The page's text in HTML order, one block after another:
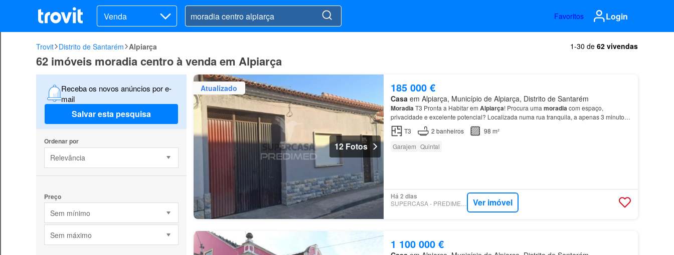
Venda Favoritos Login
Trovit Distrito de Santarém Alpiarça 1-30 de 62 vivendas
62 imóveis moradia centro à venda em Alpiarça
Receba os novos anúncios por e-
mail
Salvar esta pesquisa
Ordenar por
Relevância
Preço
Sem mínimo
Sem máximo
Atualizado
12 Fotos
185 000 €
Casaem Alpiarça, Município de Alpiarça, Distrito de Santarém
MoradiaT3 Pronta a Habitar em Alpiarça! Procura uma moradiacom espaço,
privacidade e excelente potencial? Localizada numa rua tranquila, a apenas 3 minutos
a pé do
centro Alpiarça
T3 2 banheiros
98 m²
Garajem Quintal
Há 2 dias
SUPERCASA - PREDIMED IMOBILÍARIA Ver imóvel
1 100 000 €